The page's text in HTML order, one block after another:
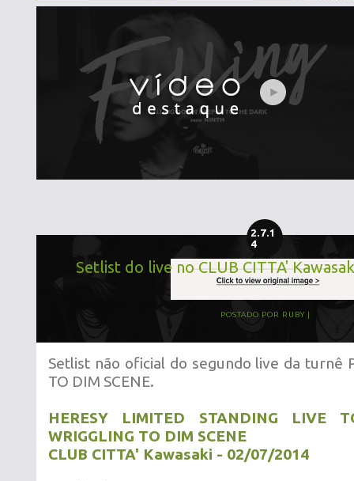
2.7.1
4
Setlist do live no CLUB CITTA'
POSTADO POR RUBY
Setlist não oficial do segundo live da turnê
TO DIM SCENE.
HERESY LIMITED STANDING LIVE
WRIGGLING TO DIM SCENE
CLUB CITTA' Kawasaki - 02/07/2014